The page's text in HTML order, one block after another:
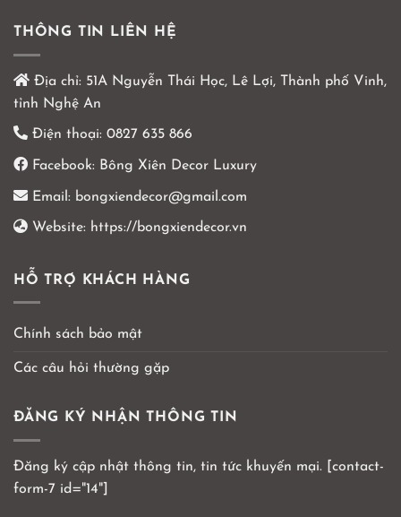
THÔNG TIN LIÊN HỆ
Địa chỉ: 51A Nguyễn Thái Học, Lê Lợi, Thành phố Vinh,
tỉnh Nghệ An
Điện thoại: 0827 635 866
Facebook: Bông Xiên Decor Luxury
Email: bongxiendecor@gmail.com
Website: https://bongxiendecor.vn
HỖ TRỢ KHÁCH HÀNG
Chính sách bảo mật
Các câu hỏi thường gặp
ĐĂNG KÝ NHẬN THÔNG TIN
Đăng ký cập nhật thông tin, tin tức khuyến mại. [contact-
form-7 id="14"]